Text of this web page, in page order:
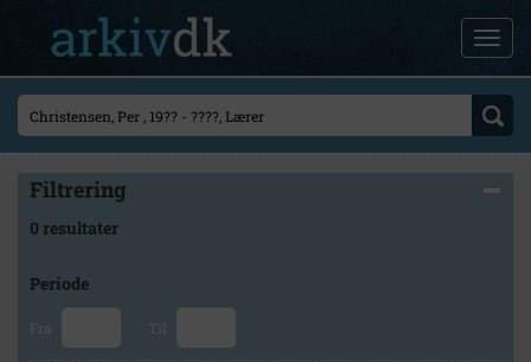
Filtrering
0 resultater
Periode
Fra Til